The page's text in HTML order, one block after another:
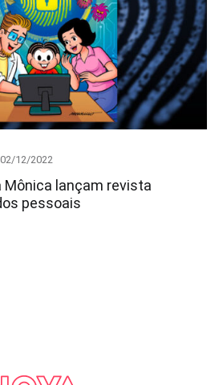
Posted
02/12/2022
Mônica lançam revista
pessoais